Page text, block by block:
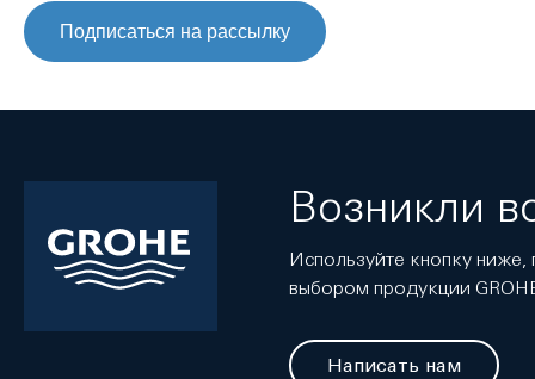
Подписаться на рассылку
Возникли
Используйте кнопку
выбором продукции
Написать нам